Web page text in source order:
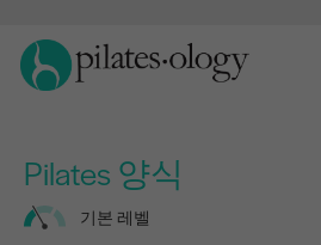
Pilates 양식
기본 레벨